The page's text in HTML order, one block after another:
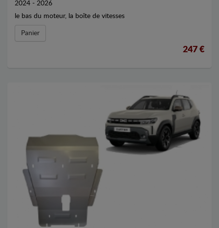
2024 - 2026
le bas du moteur, la boîte de vitesses
Panier
247 €